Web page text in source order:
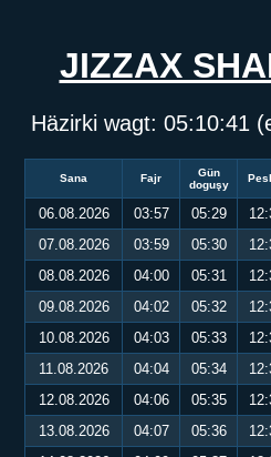
JIZZAX
Häzirki wagt: 05:10:41
Sana Fajr
Gün
doguşy
06.08.2026 03:57 05:29
07.08.2026
03:59 05:30
08.08.2026
04:00 05:31
09.08.2026
04:02 05:32
10.08.2026
04:03 05:33
11.08.2026
04:04 05:34
12.08.2026
04:06 05:35
13.08.2026
04:07 05:36